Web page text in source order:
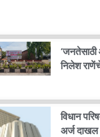
‘जनतेसाठी
निलेश
विधान
अर्ज दाखल